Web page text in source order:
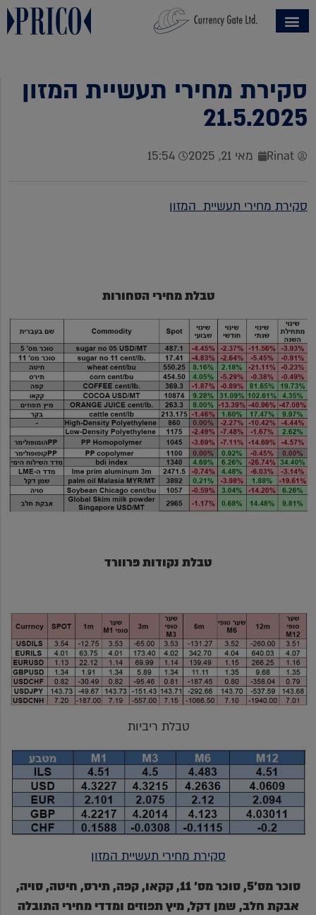
סקירת מחירי תעשיית המזון
21.5.2025
Rinat מאי 21, 2025 15:54
סקירת מחירי תעשיית המזון
טבלת מחירי הסחורות
טבלת נקודות פרוורד
טבלת ריביות
סקירת מחירי תעשיית המזון
סוכר מס'5, סוכר מס' 11, קקאו, קפה, תירס, חיטה, סויה,
אבקת חלב, שמן דקל, מיץ תפוזים ומדדי מחירי התובלה